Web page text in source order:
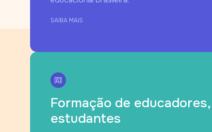
SAIBA MAIS
Formação de
estudantes